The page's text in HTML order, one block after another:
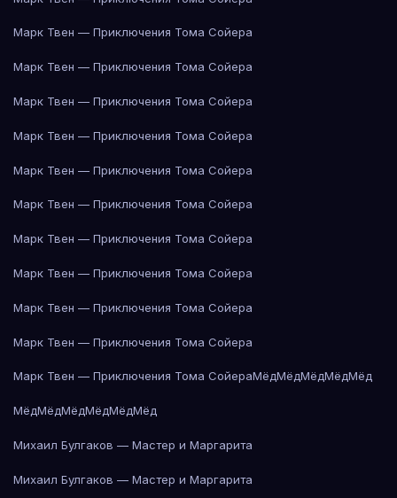
Марк Твен — Приключения Тома Сойера
Марк Твен — Приключения Тома Сойера
Марк Твен — Приключения Тома Сойера
Марк Твен — Приключения Тома Сойера
Марк Твен — Приключения Тома Сойера
Марк Твен — Приключения Тома Сойера
Марк Твен — Приключения Тома Сойера
Марк Твен — Приключения Тома Сойера
Марк Твен — Приключения Тома Сойера
Марк Твен — Приключения Тома Сойера
Марк Твен — Приключения Тома СойераМёдМёдМёдМёдМёд
МёдМёдМёдМёдМёдМёд
Михаил Булгаков — Мастер и Маргарита
Михаил Булгаков — Мастер и Маргарита